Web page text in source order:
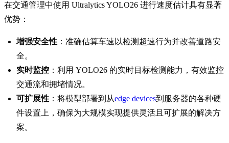
在交通管理中使用 Ultralytics YOLO26 进行速度估计具有显著
优势：
增强安全性 ：准确估算车速以检测超速行为并改善道路安
全。
实时监控 ：利用 YOLO26 的实时目标检测能力，有效监控
交通流和拥堵情况。
可扩展性 ：将模型部署到从edge devices到服务器的各种硬
件设置上，确保为大规模实现提供灵活且可扩展的解决方
案。